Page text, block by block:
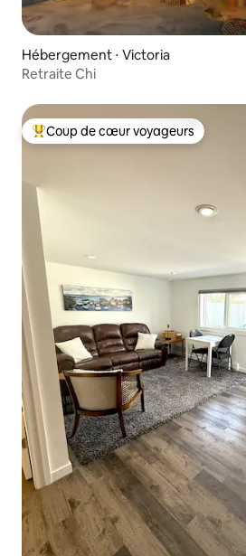
Hébergement ⋅ Victoria
Retraite Chi
Coups de cœur voyageurs les plus
Coup de cœur voyageurs